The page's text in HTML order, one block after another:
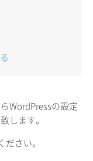
WordPressの設定
します。
ださい。